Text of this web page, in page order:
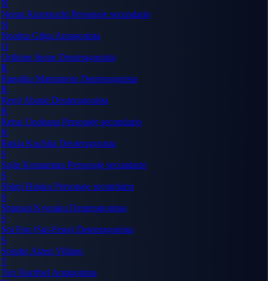
N
Nemu Kurotsuchi Personaje secundario
N
Nnoitra Gilga Antagonista
O
Orihime Inoue Deuteragonista
R
Rangiku Matsumoto Deuteragonista
R
Renji Abarai Deuteragonista
R
Retsu Unohana Personaje secundario
R
Rukia Kuchiki Deuteragonista
S
Sajin Komamura Personaje secundario
S
Shinji Hirako Personaje secundario
S
Shunsui Kyoraku Deuteragonista
S
Soi Fon (Sui-Feng) Deuteragonista
S
Sosuke Aizen Villano
T
Tier Harribel Antagonista